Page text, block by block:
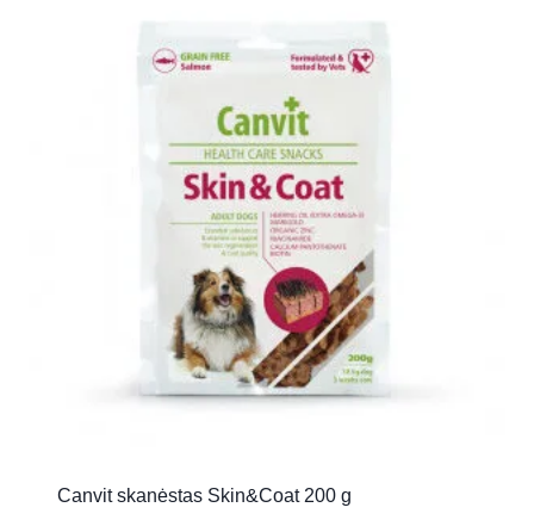
Canvit skanėstas Skin&Coat 200 g